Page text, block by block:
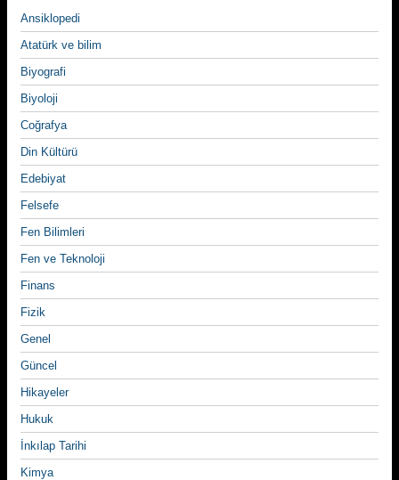
Ansiklopedi
Atatürk ve bilim
Biyografi
Biyoloji
Coğrafya
Din Kültürü
Edebiyat
Felsefe
Fen Bilimleri
Fen ve Teknoloji
Finans
Fizik
Genel
Güncel
Hikayeler
Hukuk
İnkılap Tarihi
Kimya